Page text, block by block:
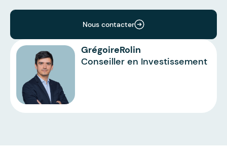
Nous contacter
GrégoireRolin
Conseiller en Investissement